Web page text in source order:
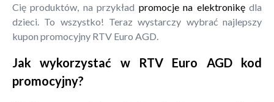
Cię produktów, na przykład promocje na elektronikędla
dzieci. To wszystko! Teraz wystarczy wybrać najlepszy
kupon promocyjny RTV Euro AGD.
Jak wykorzystać w RTV Euro AGD kod
promocyjny?